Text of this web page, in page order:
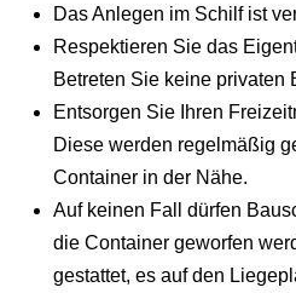
Das Anlegen im Schilf ist
Respektieren Sie das
Betreten Sie keine privaten
Entsorgen Sie Ihren
Diese werden regelmäßig
Container in der Nähe.
Auf keinen Fall dürfen
die Container geworfen
gestattet, es auf den